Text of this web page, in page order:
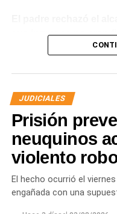
sus ingresos no eran
contable y acompañó
entregas de alimentos,
La discusión quedó
era su capacidad
El primer tramo de la
informes tributarios.
Tributaria de Río
figuraba inscripto en
servicios
JUDICIALES
Prisión
neuquinos
violento
El hecho ocurrió el
engañada con una